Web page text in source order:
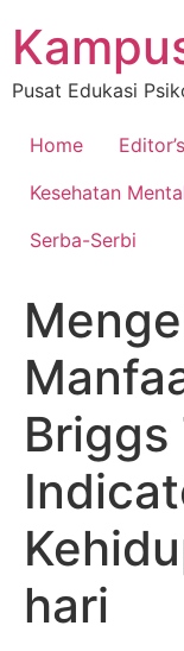
content
Pusat Edukasi
Home
Kesehatan
Serba-Serbi
Briggs
hari